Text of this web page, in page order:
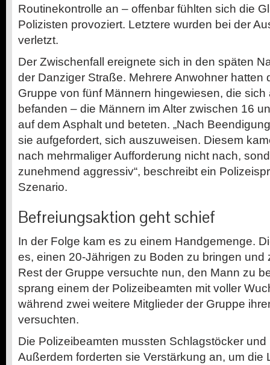
Routinekontrolle an – offenbar fühlten sich die
Polizisten provoziert. Letztere wurden bei der
verletzt.
Der Zwischenfall ereignete sich in den späten
der Danziger Straße. Mehrere Anwohner hatten
Gruppe von fünf Männern hingewiesen, die
befanden – die Männern im Alter zwischen 16
auf dem Asphalt und beteten. „Nach
sie aufgefordert, sich auszuweisen. Diesem
nach mehrmaliger Aufforderung nicht nach,
zunehmend aggressiv“, beschreibt ein
Szenario.
Befreiungsaktion geht schief
In der Folge kam es zu einem Handgemenge.
es, einen 20-Jährigen zu Boden zu bringen und
Rest der Gruppe versuchte nun, den Mann zu
sprang einem der Polizeibeamten mit voller
während zwei weitere Mitglieder der Gruppe
versuchten.
Die Polizeibeamten mussten Schlagstöcker
Außerdem forderten sie Verstärkung an, um die